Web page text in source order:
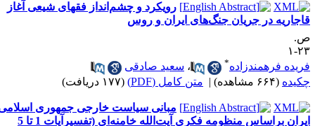
رویکرد و چشم‌انداز فقهای شیعی آغاز
در جریان جنگ‌های ایران و روس
۱
فرهمندزاده* ،سعید صادقی
(۶۶۴ مشاهده) | متن کامل (PDF) (۱۷۷ دریافت)
مبانی سیاست خارجی جمهوری اسلامی
ایران براساس منظومه فکری آیت‌الله خامنه‌ای (تفسیرآیات 1 تا 5